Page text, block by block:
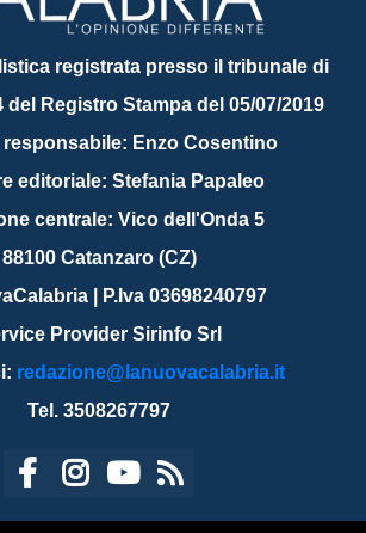
registrata presso il tribunale di
del Registro Stampa del 05/07/2019
responsabile: Enzo Cosentino
editoriale: Stefania Papaleo
centrale: Vico dell'Onda 5
88100 Catanzaro (CZ)
| P.Iva 03698240797
Provider Sirinfo Srl
redazione@lanuovacalabria.it
Tel. 3508267797